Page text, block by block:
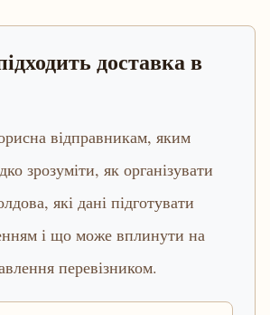
доставка в
відправникам, яким
зрозуміти, як організувати
які дані підготувати
і що може вплинути на
перевізником.